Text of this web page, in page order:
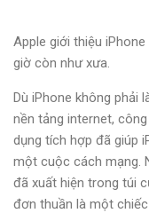
Apple giới thiệu
giờ còn như xưa.
Dù iPhone không phải
nền tảng internet,
dụng tích hợp đã giúp
một cuộc cách mạng.
đã xuất hiện trong túi
đơn thuần là một